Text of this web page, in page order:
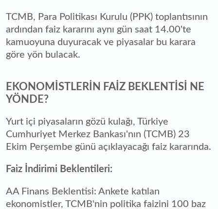
TCMB, Para Politikası Kurulu (PPK) toplantısının
ardından faiz kararını aynı gün saat 14.00'te
kamuoyuna duyuracak ve piyasalar bu karara
göre yön bulacak.
EKONOMİSTLERİN FAİZ BEKLENTİSİ NE
YÖNDE?
Yurt içi piyasaların gözü kulağı, Türkiye
Cumhuriyet Merkez Bankası'nın (TCMB) 23
Ekim Perşembe günü açıklayacağı faiz kararında.
Faiz İndirimi Beklentileri:
AA Finans Beklentisi: Ankete katılan
ekonomistler, TCMB'nin politika faizini 100 baz